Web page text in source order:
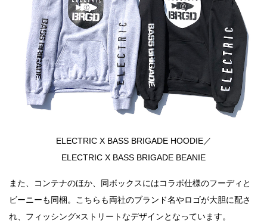
ELECTRIC X BASS BRIGADE HOODIE／
ELECTRIC X BASS BRIGADE BEANIE
また、コンテナのほか、同ボックスにはコラボ仕様のフーディと
ビーニーも同梱。こちらも両社のブランド名やロゴが大胆に配さ
れ、フィッシング×ストリートなデザインとなっています。